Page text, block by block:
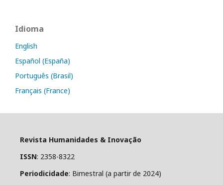
Idioma
English
Español (España)
Português (Brasil)
Français (France)
Revista Humanidades & Inovação
ISSN: 2358-8322
Periodicidade: Bimestral (a partir de 2024)